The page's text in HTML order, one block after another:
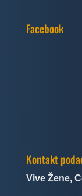
Facebook
Kontakt
Vive Žene,